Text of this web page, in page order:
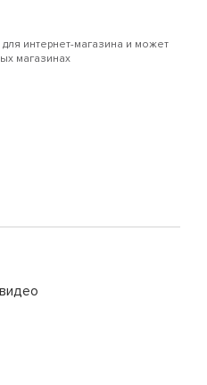
интернет-магазина и может
магазинах